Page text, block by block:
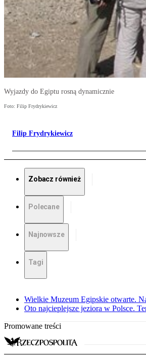
Wyjazdy do Egiptu rosną dynamicznie
Foto: Filip Frydrykiewicz
Filip Frydrykiewicz
Zobacz również
Polecane
Najnowsze
Tagi
Wielkie Muzeum Egipskie otwarte.
Oto najcieplejsze jeziora w Polsce.
Promowane treści